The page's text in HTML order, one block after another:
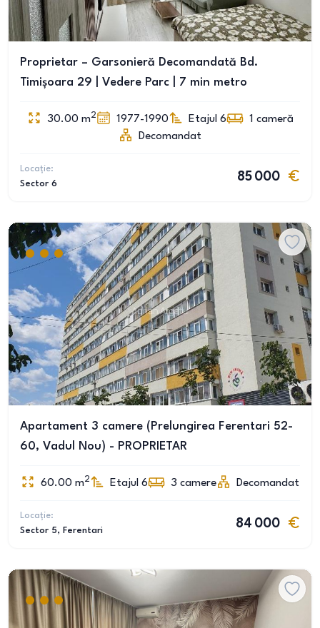
Proprietar – Garsonieră Decomandată Bd.
Timișoara 29 | Vedere Parc | 7 min metro
30.00 m2 1977-1990 Etajul 6 1 cameră
Decomandat
Locație:
Sector 6
85 000
Apartament 3 camere (Prelungirea Ferentari 52-
60, Vadul Nou) - PROPRIETAR
60.00 m2 Etajul 6 3 camere Decomandat
Locație:
Sector 5, Ferentari
84 000